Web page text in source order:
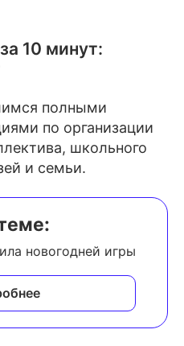
10 минут:
полными
по организации
школьного
и семьи.
новогодней игры